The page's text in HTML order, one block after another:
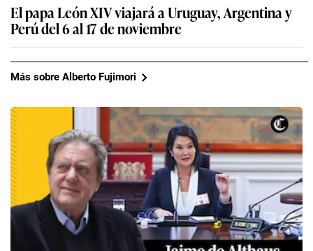
El papa León XIV viajará a Uruguay, Argentina y
Perú del 6 al 17 de noviembre
Más sobre Alberto Fujimori